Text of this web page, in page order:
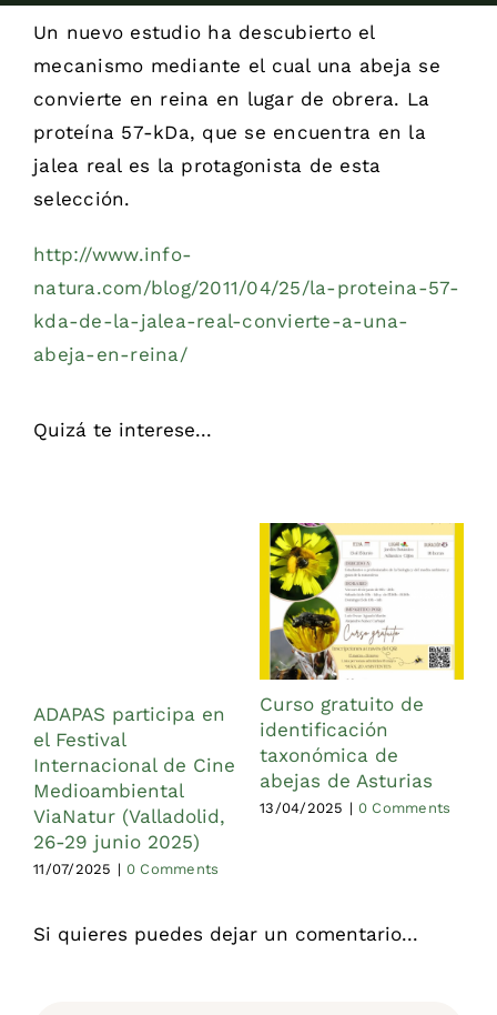
Un nuevo estudio ha descubierto el
mecanismo mediante el cual una abeja se
convierte en reina en lugar de obrera. La
proteína 57-kDa, que se encuentra en la
jalea real es la protagonista de esta
selección.
http://www.info-
natura.com/blog/2011/04/25/la-proteina-57-
kda-de-la-jalea-real-convierte-a-una-
abeja-en-reina/
Quizá te interese...
ADAPAS participa en
el Festival
Internacional de Cine
Medioambiental
ViaNatur (Valladolid,
26-29 junio 2025)
11/07/2025 | 0 Comments
Curso gratuito de
identificación
taxonómica de
abejas de Asturias
13/04/2025 | 0 Comments
Si quieres puedes dejar un comentario...